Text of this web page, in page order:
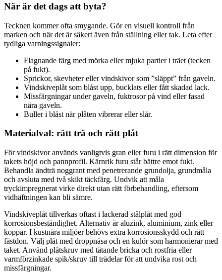
När är det dags att byta?
Tecknen kommer ofta smygande. Gör en visuell kontroll från
marken och när det är säkert även från ställning eller tak. Leta efter
tydliga varningssignaler:
Flagnande färg med mörka eller mjuka partier i träet (tecken
på fukt).
Sprickor, skevheter eller vindskivor som ”släppt” från gaveln.
Vindskiveplåt som blåst upp, bucklats eller fått skadad lack.
Missfärgningar under gaveln, fuktrosor på vind eller fasad
nära gaveln.
Buller i blåst när plåten vibrerar eller slår.
Materialval: rätt trä och rätt plåt
För vindskivor används vanligtvis gran eller furu i rätt dimension för
takets höjd och pannprofil. Kärnrik furu står bättre emot fukt.
Behandla ändträ noggrant med penetrerande grundolja, grundmåla
och avsluta med två skikt täckfärg. Undvik att måla
tryckimpregnerat virke direkt utan rätt förbehandling, eftersom
vidhäftningen kan bli sämre.
Vindskiveplåt tillverkas oftast i lackerad stålplåt med god
korrosionsbeständighet. Alternativ är aluzink, aluminium, zink eller
koppar. I kustnära miljöer behövs extra korrosionsskydd och rätt
fästdon. Välj plåt med droppnäsa och en kulör som harmonierar med
taket. Använd plåtskruv med tätande bricka och rostfria eller
varmförzinkade spik/skruv till trädelar för att undvika rost och
missfärgningar.